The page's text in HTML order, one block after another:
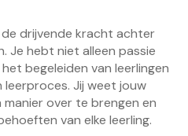
drijvende kracht achter
Je hebt niet alleen passie
begeleiden van leerlingen
leerproces. Jij weet jouw
over te brengen en
van elke leerling.